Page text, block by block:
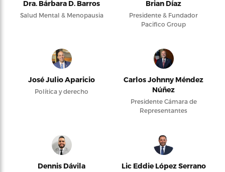
Dra. Bárbara D. Barros
Salud Mental & Menopausia
Brian Díaz
Presidente & Fundador
Pacifico Group
José Julio Aparicio
Política y derecho
Carlos Johnny Méndez
Núñez
Presidente Cámara de
Representantes
Dennis Dávila Lic Eddie López Serrano